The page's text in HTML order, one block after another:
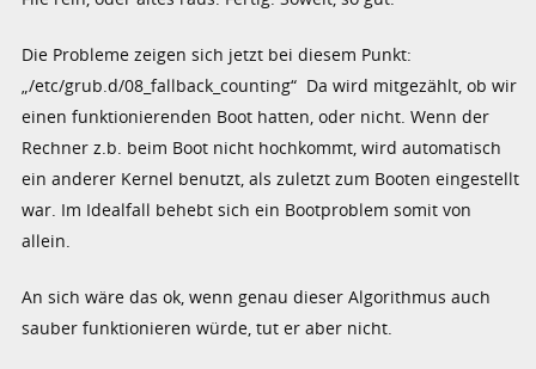
Die Probleme zeigen sich jetzt bei diesem Punkt:
„/etc/grub.d/08_fallback_counting“ Da wird mitgezählt, ob wir
einen funktionierenden Boot hatten, oder nicht. Wenn der
Rechner z.b. beim Boot nicht hochkommt, wird automatisch
ein anderer Kernel benutzt, als zuletzt zum Booten eingestellt
war. Im Idealfall behebt sich ein Bootproblem somit von
allein.
An sich wäre das ok, wenn genau dieser Algorithmus auch
sauber funktionieren würde, tut er aber nicht.